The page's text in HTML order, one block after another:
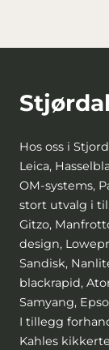
Hos oss i
Leica,
OM-systems,
stort utvalg i
Gitzo,
design,
Sandisk,
blackrapid,
Samyang,
I tillegg
Kahles